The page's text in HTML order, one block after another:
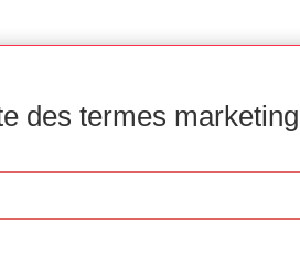
des termes marketing